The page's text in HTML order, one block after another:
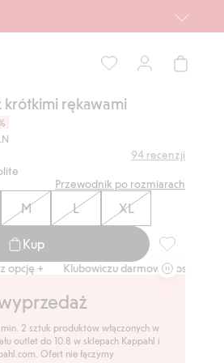
krótkimi rękawami
ocena: 94 recenzji
Przewodnik po rozmiarach
M L XL
Kup
Top z
Klubowiczu darmowa dostawa od 150 zł
2 sztuk produktów włączonych w
outlet do 10.8 w sklepach Kappahl i
Ofert nie łączymy